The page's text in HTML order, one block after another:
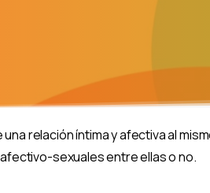
una relación íntima y afectiva al
sexuales entre ellas o no.